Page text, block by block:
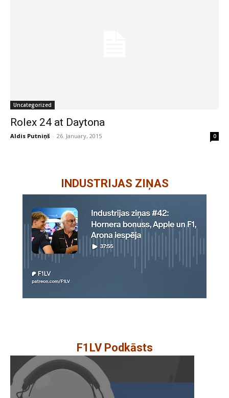
Uncategorized
Rolex 24 at Daytona
Aldis Putniņš - 26. January, 2015 0
INDUSTRIJAS ZIŅAS
F1LV Podkāsts